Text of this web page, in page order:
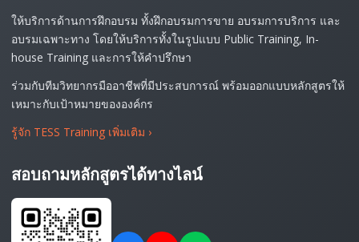
ให้บริการด้านการฝึกอบรม ทั้งฝึกอบรมการขาย อบรมการบริการ และ
อบรมเฉพาะทาง โดยให้บริการทั้งในรูปแบบ Public Training, In-
house Training และการให้คำปรึกษา
ร่วมกับทีมวิทยากรมืออาชีพที่มีประสบการณ์ พร้อมออกแบบหลักสูตรให้
เหมาะกับเป้าหมายขององค์กร
รู้จัก TESS Training เพิ่มเติม ›
สอบถามหลักสูตรได้ทางไลน์